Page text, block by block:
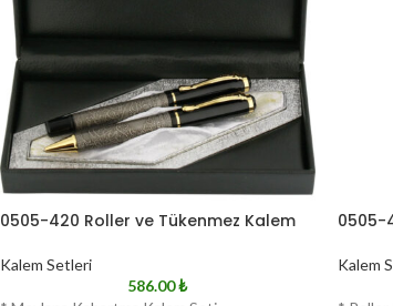
0505-420 Roller ve Tükenmez Kalem
Kalem Setleri
586.00₺
0505-
Kalem